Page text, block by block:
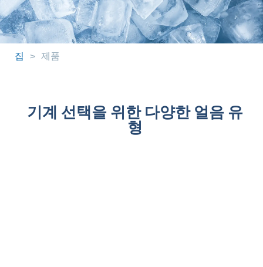
집 > 제품
기계 선택을 위한 다양한 얼음 유
형